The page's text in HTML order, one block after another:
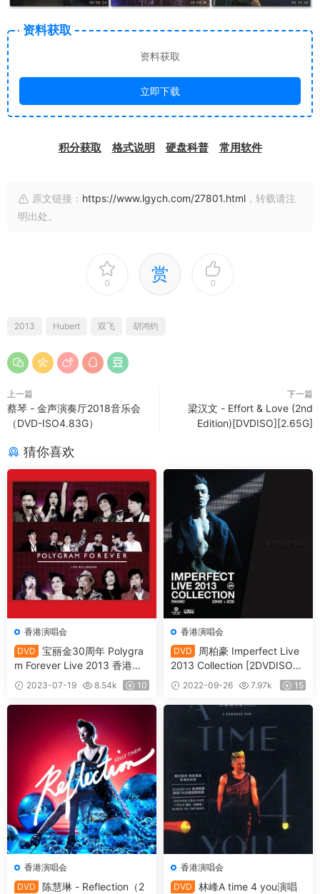
资料获取
资料获取
立即下载
积分获取 格式说明 硬盘科普 常用软件
原文链接： https://www.lgych.com/27801.html ，转载请注
明出处。
0 赏 0
2013 Hubert 双飞 胡鸿钧
上一篇
蔡琴 - 金声演奏厅2018音乐会
（DVD-ISO4.83G）
下一篇
梁汉文 - Effort & Love (2nd
Edition)[DVDISO][2.65G]
猜你喜欢
香港演唱会
DVD
宝丽金30周年 Polygra
m Forever Live 2013 香港演
唱会 [DVD ISO 7.91GB]
2023-07-19 8.54k 10
香港演唱会
DVD
周柏豪 Imperfect Live
2013 Collection [2DVDISO+2
CD］2022-09-26 7.97k 15
香港演唱会
DVD
陈慧琳 - Reflection（2
香港演唱会
DVD
林峰A time 4 you演唱